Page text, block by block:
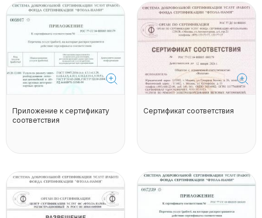
Приложение к сертификату
соответствия
Сертификат соответствия